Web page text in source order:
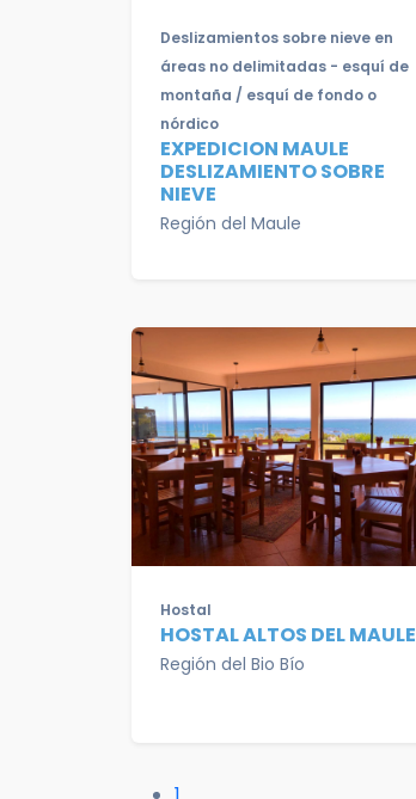
Deslizamientos sobre nieve en
áreas no delimitadas - esquí de
montaña / esquí de fondo o
nórdico
EXPEDICION MAULE
DESLIZAMIENTO SOBRE
NIEVE
Región del Maule
Hostal
HOSTAL ALTOS DEL MAULE
Región del Bio Bío